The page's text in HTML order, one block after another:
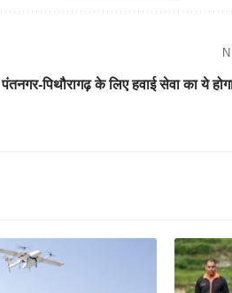
पंतनगर-पिथौरागढ़ के लिए हवाई सेवा का ये